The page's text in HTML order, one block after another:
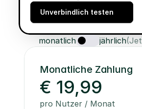
Unverbindlich testen
monatlich jährlich
Monatliche Zahlung
€ 19,99
pro Nutzer / Monat